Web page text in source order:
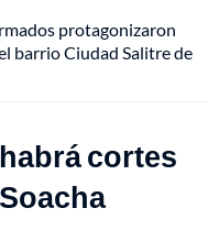
protagonizaron
barrio Ciudad Salitre de
cortes